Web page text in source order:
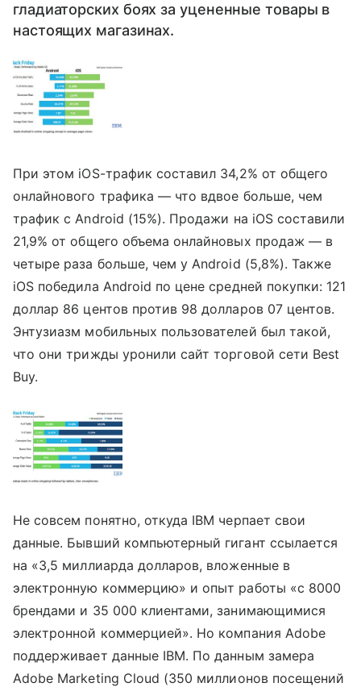
гладиаторских боях за уцененные товары в
настоящих магазинах.
При этом iOS-трафик составил 34,2% от общего
онлайнового трафика — что вдвое больше, чем
трафик с Android (15%). Продажи на iOS составили
21,9% от общего объема онлайновых продаж — в
четыре раза больше, чем у Android (5,8%). Также
iOS победила Android по цене средней покупки: 121
доллар 86 центов против 98 долларов 07 центов.
Энтузиазм мобильных пользователей был такой,
что они трижды уронили сайт торговой сети Best
Buy.
Не совсем понятно, откуда IBM черпает свои
данные. Бывший компьютерный гигант ссылается
на «3,5 миллиарда долларов, вложенные в
электронную коммерцию» и опыт работы «с 8000
брендами и 35 000 клиентами, занимающимися
электронной коммерцией». Но компания Adobe
поддерживает данные IBM. По данным замера
Adobe Marketing Cloud (350 миллионов посещений